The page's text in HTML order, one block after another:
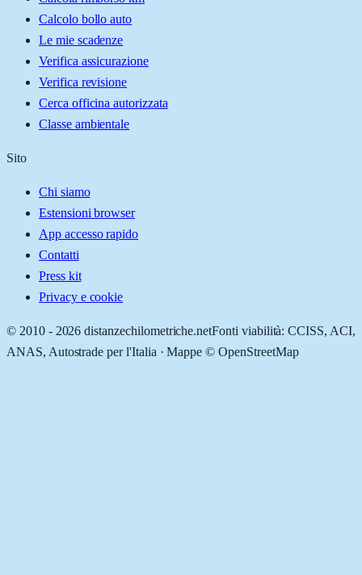
Calcolo bollo auto
Le mie scadenze
Verifica assicurazione
Verifica revisione
Cerca officina autorizzata
Classe ambientale
Sito
Chi siamo
Estensioni browser
App accesso rapido
Contatti
Press kit
Privacy e cookie
© 2010 - 2026 distanzechilometriche.netFonti viabilità: CCISS, ACI,
ANAS, Autostrade per l'Italia · Mappe © OpenStreetMap